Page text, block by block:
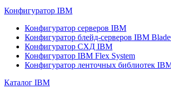
Конфигуратор IBM
Конфигуратор серверов IBM
Конфигуратор блейд-серверов IBM
Конфигуратор СХД IBM
Конфигуратор IBM Flex System
Конфигуратор ленточных библиотек
Каталог IBM